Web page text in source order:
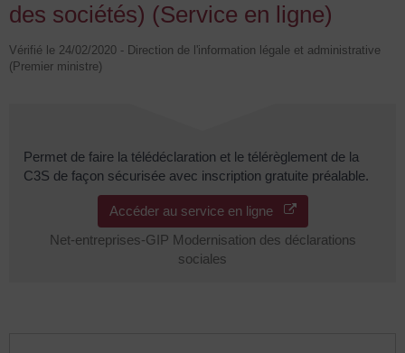
des sociétés) (Service en ligne)
Vérifié le 24/02/2020 - Direction de l'information légale et administrative
(Premier ministre)
Permet de faire la télédéclaration et le télérèglement de la
C3S de façon sécurisée avec inscription gratuite préalable.
Accéder au service en ligne
Net-entreprises-GIP Modernisation des déclarations
sociales